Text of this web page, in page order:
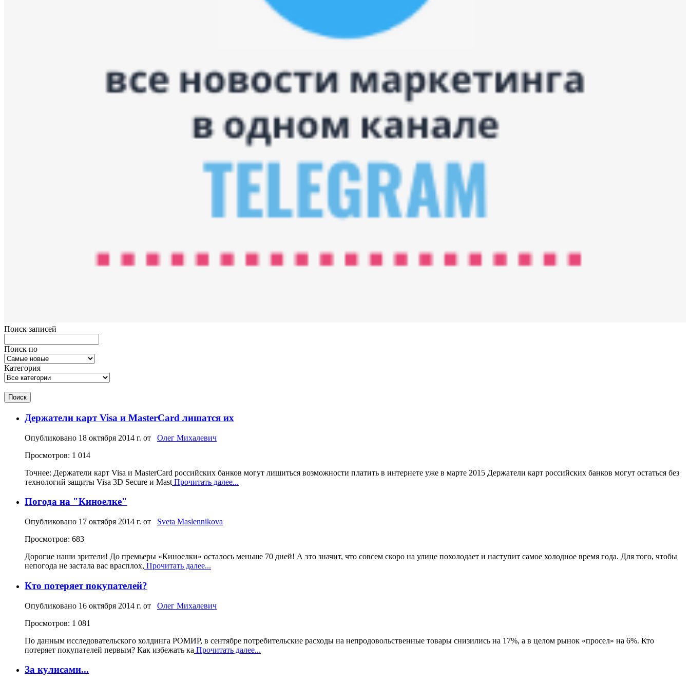
Поиск записей
Поиск по
Категория
Поиск
Держатели карт Visa и MasterCard лишатся их
Опубликовано 18 октября 2014 г. от Олег Михалевич
Просмотров: 1 014
Точнее: Держатели карт Visa и MasterCard российских банков могут лишиться возможности платить в интернете уже в марте 2015 Держатели карт российских банков могут остаться без
технологий защиты Visa 3D Secure и Mast Прочитать далее...
Погода на "Киноелке"
Опубликовано 17 октября 2014 г. от Sveta Maslennikova
Просмотров: 683
Дорогие наши зрители! До премьеры «Киноелки» осталось меньше 70 дней! А это значит, что совсем скоро на улице похолодает и наступит самое холодное время года. Для того, чтобы
непогода не застала вас врасплох, Прочитать далее...
Кто потеряет покупателей?
Опубликовано 16 октября 2014 г. от Олег Михалевич
Просмотров: 1 081
По данным исследовательского холдинга РОМИР, в сентябре потребительские расходы на непродовольственные товары снизились на 17%, а в целом рынок «просел» на 6%. Кто
потеряет покупателей первым? Как избежать ка Прочитать далее...
За кулисами...